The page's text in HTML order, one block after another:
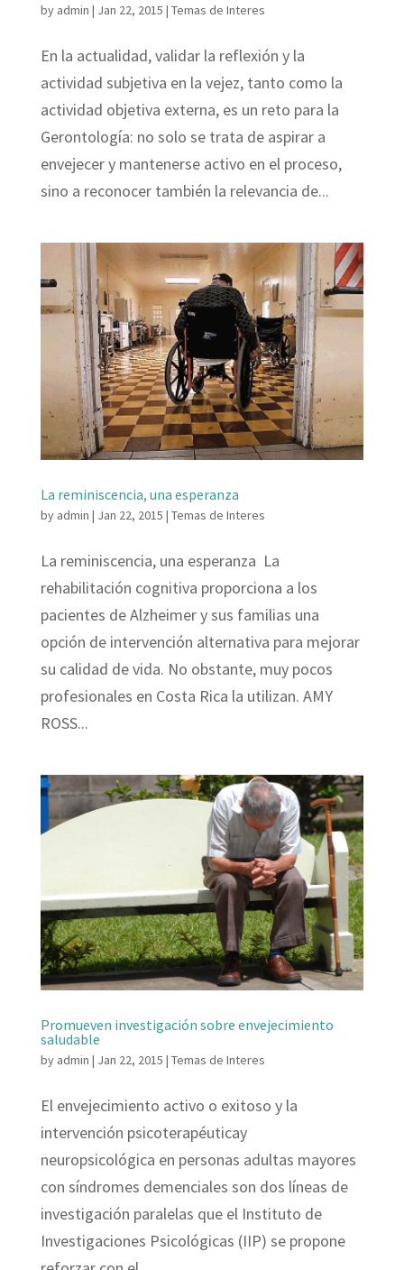
by admin | Jan 22, 2015 | Temas de Interes
En la actualidad, validar la reflexión y la
actividad subjetiva en la vejez, tanto como la
actividad objetiva externa, es un reto para la
Gerontología: no solo se trata de aspirar a
envejecer y mantenerse activo en el proceso,
sino a reconocer también la relevancia de...
La reminiscencia, una esperanza
by admin | Jan 22, 2015 | Temas de Interes
La reminiscencia, una esperanza La
rehabilitación cognitiva proporciona a los
pacientes de Alzheimer y sus familias una
opción de intervención alternativa para mejorar
su calidad de vida. No obstante, muy pocos
profesionales en Costa Rica la utilizan. AMY
ROSS...
Promueven investigación sobre envejecimiento
saludable
by admin | Jan 22, 2015 | Temas de Interes
El envejecimiento activo o exitoso y la
intervención psicoterapéuticay
neuropsicológica en personas adultas mayores
con síndromes demenciales son dos líneas de
investigación paralelas que el Instituto de
Investigaciones Psicológicas (IIP) se propone